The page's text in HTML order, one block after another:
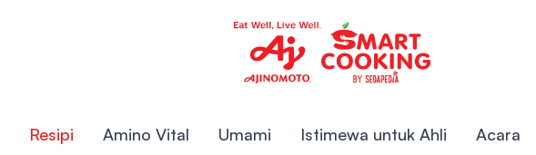
Resipi Amino Vital Umami Istimewa untuk Ahli Acara